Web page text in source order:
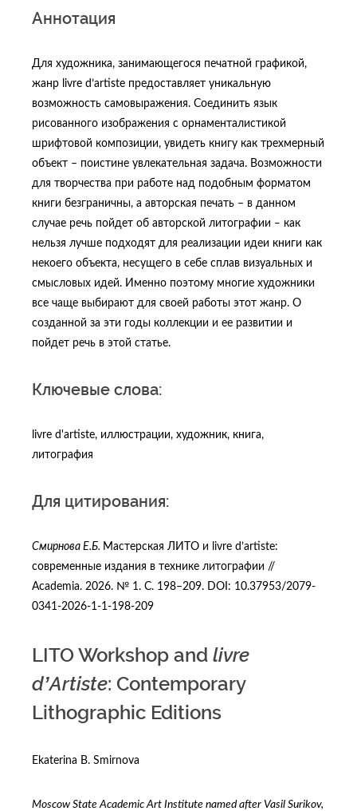
Аннотация
Для художника, занимающегося печатной графикой,
жанр livre d’artiste предоставляет уникальную
возможность самовыражения. Соединить язык
рисованного изображения с орнаменталистикой
шрифтовой композиции, увидеть книгу как трехмерный
объект – поистине увлекательная задача. Возможности
для творчества при работе над подобным форматом
книги безграничны, а авторская печать – в данном
случае речь пойдет об авторской литографии ‒ как
нельзя лучше подходят для реализации идеи книги как
некоего объекта, несущего в себе сплав визуальных и
смысловых идей. Именно поэтому многие художники
все чаще выбирают для своей работы этот жанр. О
созданной за эти годы коллекции и ее развитии и
пойдет речь в этой статье.
Ключевые cлова:
livre d'artiste, иллюстрации, художник, книга,
литография
Для цитирования:
Смирнова Е.Б. Мастерская ЛИТО и livre d’artiste:
современные издания в технике литографии //
Academia. 2026. № 1. С. 198–209. DOI: 10.37953/2079-
0341-2026-1-1-198-209
LITO Workshop and livre
d’Artiste: Contemporary
Lithographic Editions
Ekaterina B. Smirnova
Moscow State Academic Art Institute named after Vasil Surikov,